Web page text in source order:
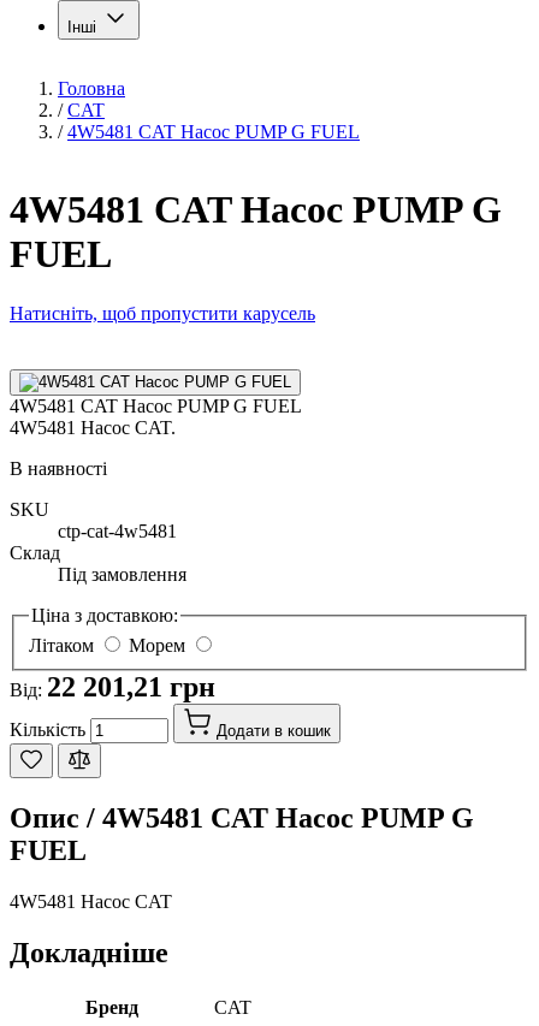
Інші
Головна
/ CAT
/ 4W5481 CAT Насос PUMP G FUEL
4W5481 CAT Насос PUMP G
FUEL
Натисніть, щоб пропустити карусель
4W5481 CAT Насос PUMP G FUEL
4W5481 Насос CAT.
В наявності
SKU
ctp-cat-4w5481
Склад
Під замовлення
Ціна з доставкою:
Літаком
Морем
Від: 22 201,21 грн
Кількість Додати в кошик
Опис / 4W5481 CAT Насос PUMP G
FUEL
4W5481 Насос CAT
Докладніше
Бренд
CAT